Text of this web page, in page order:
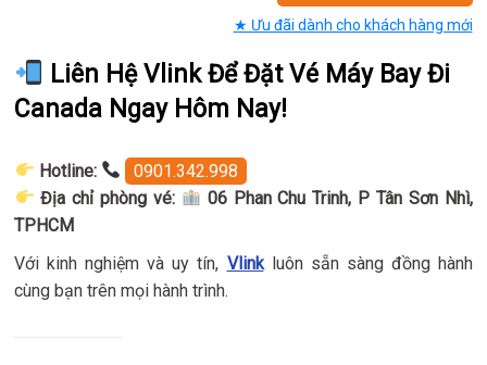
★ Ưu đãi dành cho khách hàng mới
Liên Hệ Vlink Để Đặt Vé Máy Bay Đi
Canada Ngay Hôm Nay!
Hotline:
0901.342.998
Địa chỉ phòng vé:
06 Phan Chu Trinh, P Tân Sơn Nhì,
TPHCM
Với kinh nghiệm và uy tín, Vlinkluôn sẵn sàng đồng hành
cùng bạn trên mọi hành trình.